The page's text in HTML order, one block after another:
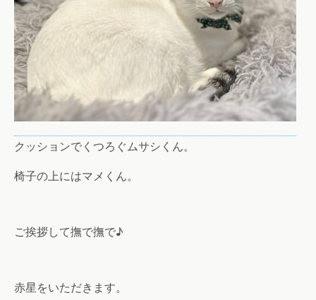
クッションでくつろぐムサシくん。
椅子の上にはマメくん。
ご挨拶して撫で撫で♪
赤星をいただきます。